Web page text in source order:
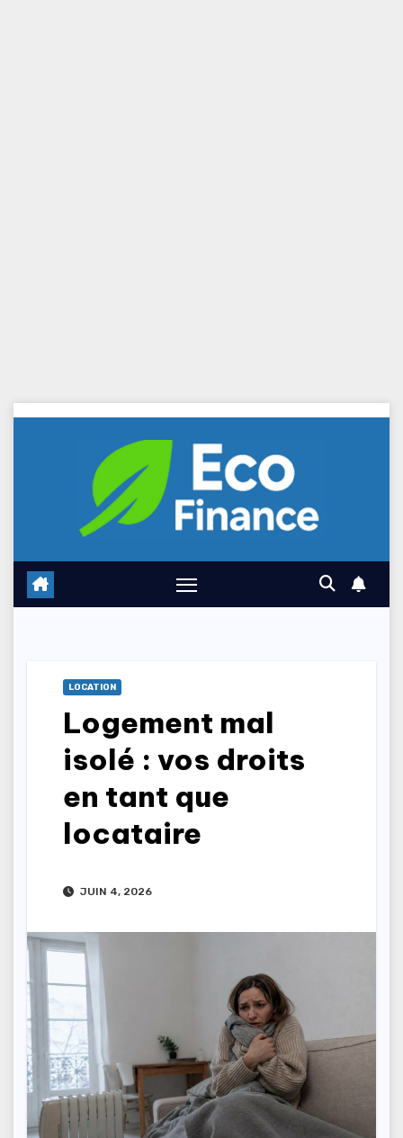
Skip
LOCATION
Logement mal
isolé : vos droits
en tant que
locataire
JUIN 4, 2026